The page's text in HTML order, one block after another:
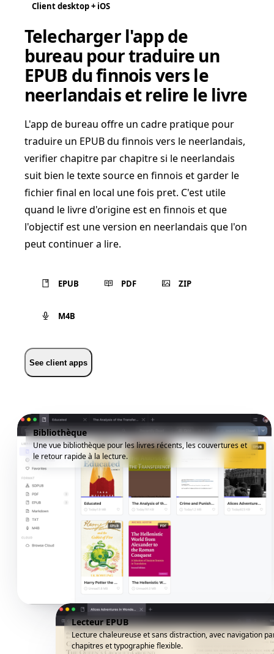
Client desktop + iOS
Telecharger l'app de
bureau pour traduire un
EPUB du finnois vers le
neerlandais et relire le livre
L'app de bureau offre un cadre pratique pour
traduire un EPUB du finnois vers le neerlandais,
verifier chapitre par chapitre si le neerlandais
suit bien le texte source en finnois et garder le
fichier final en local une fois pret. C'est utile
quand le livre d'origine est en finnois et que
l'objectif est une version en neerlandais que l'on
peut continuer a lire.
EPUB PDF ZIP
M4B
See client apps
Bibliothèque
Une vue bibliothèque pour les livres récents, les couvertures et
le retour rapide à la lecture.
Lecteur EPUB
Lecture chaleureuse et sans distraction, avec navigation
chapitres et typographie flexible.